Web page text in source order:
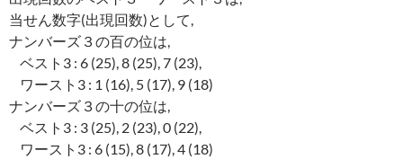
当せん数字(出現回数)として,
ナンバーズ３の百の位は,
ベスト3 : 6 (25), 8 (25), 7 (23),
ワースト3 : 1 (16), 5 (17), 9 (18)
ナンバーズ３の十の位は,
ベスト3 : 3 (25), 2 (23), 0 (22),
ワースト3 : 6 (15), 8 (17), 4 (18)